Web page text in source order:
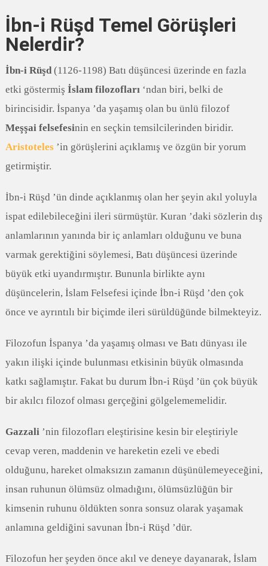
İbn-i Rüşd Temel Görüşleri
Nelerdir?
İbn-i Rüşd(1126-1198) Batı düşüncesi üzerinde en fazla
etki göstermiş İslam filozofları ‘ndan biri, belki de
birincisidir. İspanya ’da yaşamış olan bu ünlü filozof
Meşşai felsefesinin en seçkin temsilcilerinden biridir.
Aristoteles’in görüşlerini açıklamış ve özgün bir yorum
getirmiştir.
İbn-i Rüşd ’ün dinde açıklanmış olan her şeyin akıl yoluyla
ispat edilebileceğini ileri sürmüştür. Kuran ’daki sözlerin dış
anlamlarının yanında bir iç anlamları olduğunu ve buna
varmak gerektiğini söylemesi, Batı düşüncesi üzerinde
büyük etki uyandırmıştır. Bununla birlikte aynı
düşüncelerin, İslam Felsefesi içinde İbn-i Rüşd ’den çok
önce ve ayrıntılı bir biçimde ileri sürüldüğünde bilmekteyiz.
Filozofun İspanya ’da yaşamış olması ve Batı dünyası ile
yakın ilişki içinde bulunması etkisinin büyük olmasında
katkı sağlamıştır. Fakat bu durum İbn-i Rüşd ’ün çok büyük
bir akılcı filozof olması gerçeğini gölgelememelidir.
Gazzali ’nin filozofları eleştirisine kesin bir eleştiriyle
cevap veren, maddenin ve hareketin ezeli ve ebedi
olduğunu, hareket olmaksızın zamanın düşünülemeyeceğini,
insan ruhunun ölümsüz olmadığını, ölümsüzlüğün bir
kimsenin ruhunu öldükten sonra sonsuz olarak yaşamak
anlamına geldiğini savunan İbn-i Rüşd ’dür.
Filozofun her şeyden önce akıl ve deneye dayanarak, İslam